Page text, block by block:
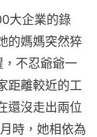
大企業的錄
的媽媽突然猝
不忍爺爺一
距離較近的工
還沒走出兩位
時，她相依為